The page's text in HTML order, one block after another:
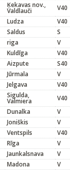
Ķekavas nov.,
Valdlauči V40
Ludza V40
Saldus S
riga V
Kuldīga V40
Aizpute S40
Jūrmala V
Jelgava V40
Sigulda,
Valmiera V40
Dunalka V
Joniškis V
Ventspils V40
Rīga V
Jaunkalsnava V
Madona V